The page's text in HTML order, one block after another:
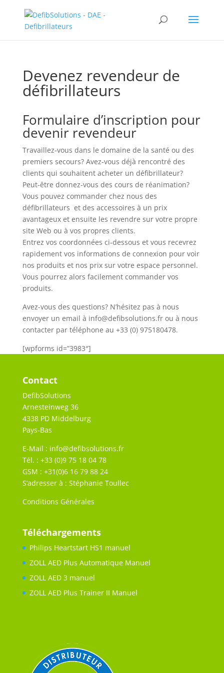
Devenez revendeur de
défibrillateurs
Formulaire d’inscription pour
devenir revendeur
Travaillez-vous dans le domaine de la santé ou des
premiers secours? Avez-vous déjà rencontré des
clients qui souhaitent acheter un défibrillateur?
Peut-être donnez-vous des cours de réanimation?
Vous pouvez commander chez nous des
défibrillateurs et des accessoires à un prix
avantageux et ensuite les revendre sur votre propre
site Web ou à vos propres clients.
Entrez vos coordonnées ci-dessous et vous recevrez
rapidement vos informations de connexion pour voir
nos produits et nos prix sur votre espace personnel.
Vous pourrez alors facilement commander vos
produits.
Avez-vous des questions? N’hésitez pas à nous
envoyer un email à info@defibsolutions.frou à nous
contacter par téléphone au +33 (0) 975180478.
[wpforms id=”3983″]
Contact
DefibSolutions
Arnesteinweg 36
4338 PD Middelburg
Pays-Bas
E-Mail : info@defibsolutions.fr
Tél. : +33 (0)9 75 18 04 78
GSM : +31(0)6 16 79 88 24
S’adresser à : Stéphanie Toullec
Conditions Générales
Téléchargements
Philips Heartstart HS1 manuel
ZOLL AED Plus Automatique Manuel
ZOLL AED 3 manuel
ZOLL AED Plus Trainer II Manuel